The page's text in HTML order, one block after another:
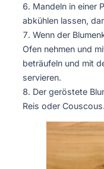
Mandeln in einer
abkühlen lassen,
Wenn der
Ofen nehmen und
beträufeln und mit
servieren.
Der geröstete
Reis oder Couscous.